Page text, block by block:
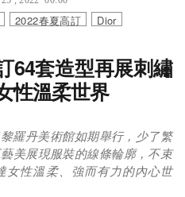
2022春夏高訂 Dior
64套造型再展刺繡
性溫柔世界
羅丹美術館如期舉行，少了繁
美展現服裝的線條輪廓，不束
女性溫柔、強而有力的內心世